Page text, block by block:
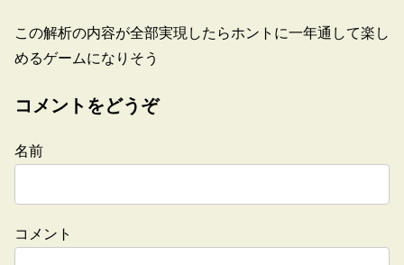
この解析の内容が全部実現したらホントに一年通して楽し
めるゲームになりそう
コメントをどうぞ
名前
コメント